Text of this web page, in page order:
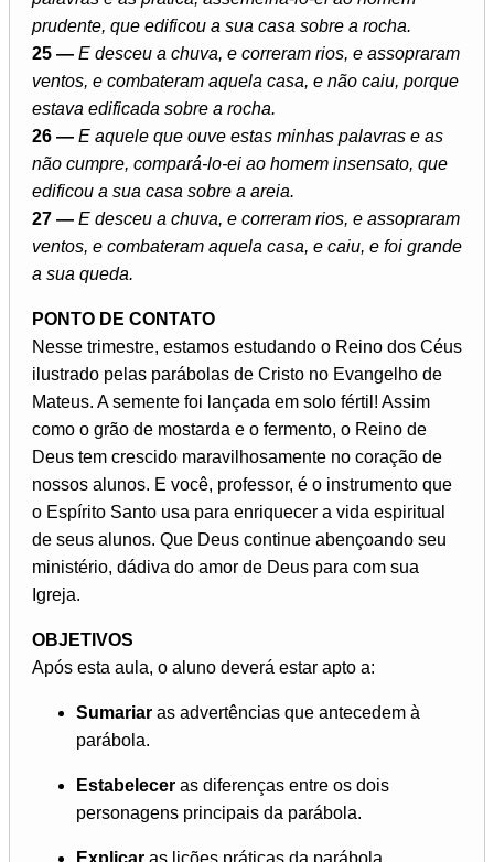
prudente, que edificou a sua casa sobre a rocha.
25 — E desceu a chuva, e correram rios, e assopraram
ventos, e combateram aquela casa, e não caiu, porque
estava edificada sobre a rocha.
26 — E aquele que ouve estas minhas palavras e as
não cumpre, compará-lo-ei ao homem insensato, que
edificou a sua casa sobre a areia.
27 — E desceu a chuva, e correram rios, e assopraram
ventos, e combateram aquela casa, e caiu, e foi grande
a sua queda.
PONTO DE CONTATO
Nesse trimestre, estamos estudando o Reino dos Céus
ilustrado pelas parábolas de Cristo no Evangelho de
Mateus. A semente foi lançada em solo fértil! Assim
como o grão de mostarda e o fermento, o Reino de
Deus tem crescido maravilhosamente no coração de
nossos alunos. E você, professor, é o instrumento que
o Espírito Santo usa para enriquecer a vida espiritual
de seus alunos. Que Deus continue abençoando seu
ministério, dádiva do amor de Deus para com sua
Igreja.
OBJETIVOS
Após esta aula, o aluno deverá estar apto a:
Sumariar as advertências que antecedem à
parábola.
Estabelecer as diferenças entre os dois
personagens principais da parábola.
Explicar as lições práticas da parábola.